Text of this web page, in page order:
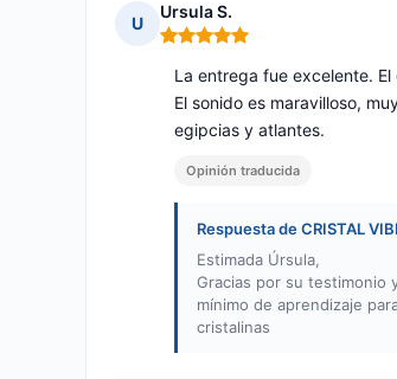
U
Ursula S.
Nota: 5 de 5
La entrega fue excelente.
El sonido es maravilloso,
egipcias y atlantes.
Opinión traducida
Respuesta de CRISTAL
Estimada Úrsula,
Gracias por su testimonio
mínimo de aprendizaje
cristalinas